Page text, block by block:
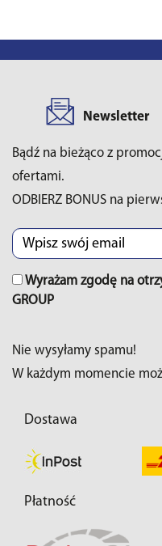
Newsletter
Bądź na bieżąco z
ofertami.
ODBIERZ BONUS na
Wyrażam zgodę na
GROUP
Nie wysyłamy spamu!
W każdym momencie
Dostawa
Płatność